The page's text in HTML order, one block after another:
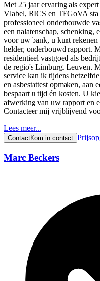
Met 25 jaar ervaring als
Vlabel, RICS en TEGoVA sta
professioneel onderbouwde
een nalatenschap, schenking,
voor uw bank, u kunt rekenen
helder, onderbouwd rapport.
residentieel vastgoed als
de regio's Limburg, Leuven,
service kan ik tijdens
en asbestattest opmaken, aan
bespaart u tijd én kosten. U
afwerking van uw rapport en
Contacteer mij vrijblijvend
Lees meer...
ContactKom in contact
Marc Beckers